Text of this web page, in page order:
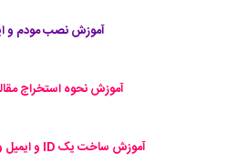
آموزش نصب مودم و
آموزش نحوه استخراج
آموزش ساخت یک ID و ایمیل و ارسال نامه، فایل و عکس